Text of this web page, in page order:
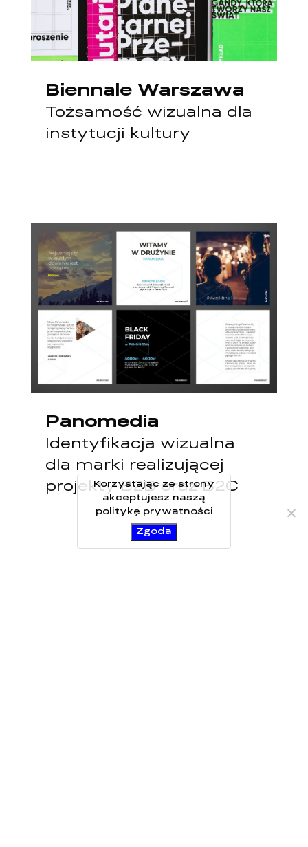
Biennale Warszawa
Tożsamość wizualna dla
instytucji kultury
Panomedia
Identyfikacja wizualna
dla marki realizującej
projekty B2B oraz B2C
Korzystając ze strony
akceptujesz naszą
politykę prywatności
Zgoda